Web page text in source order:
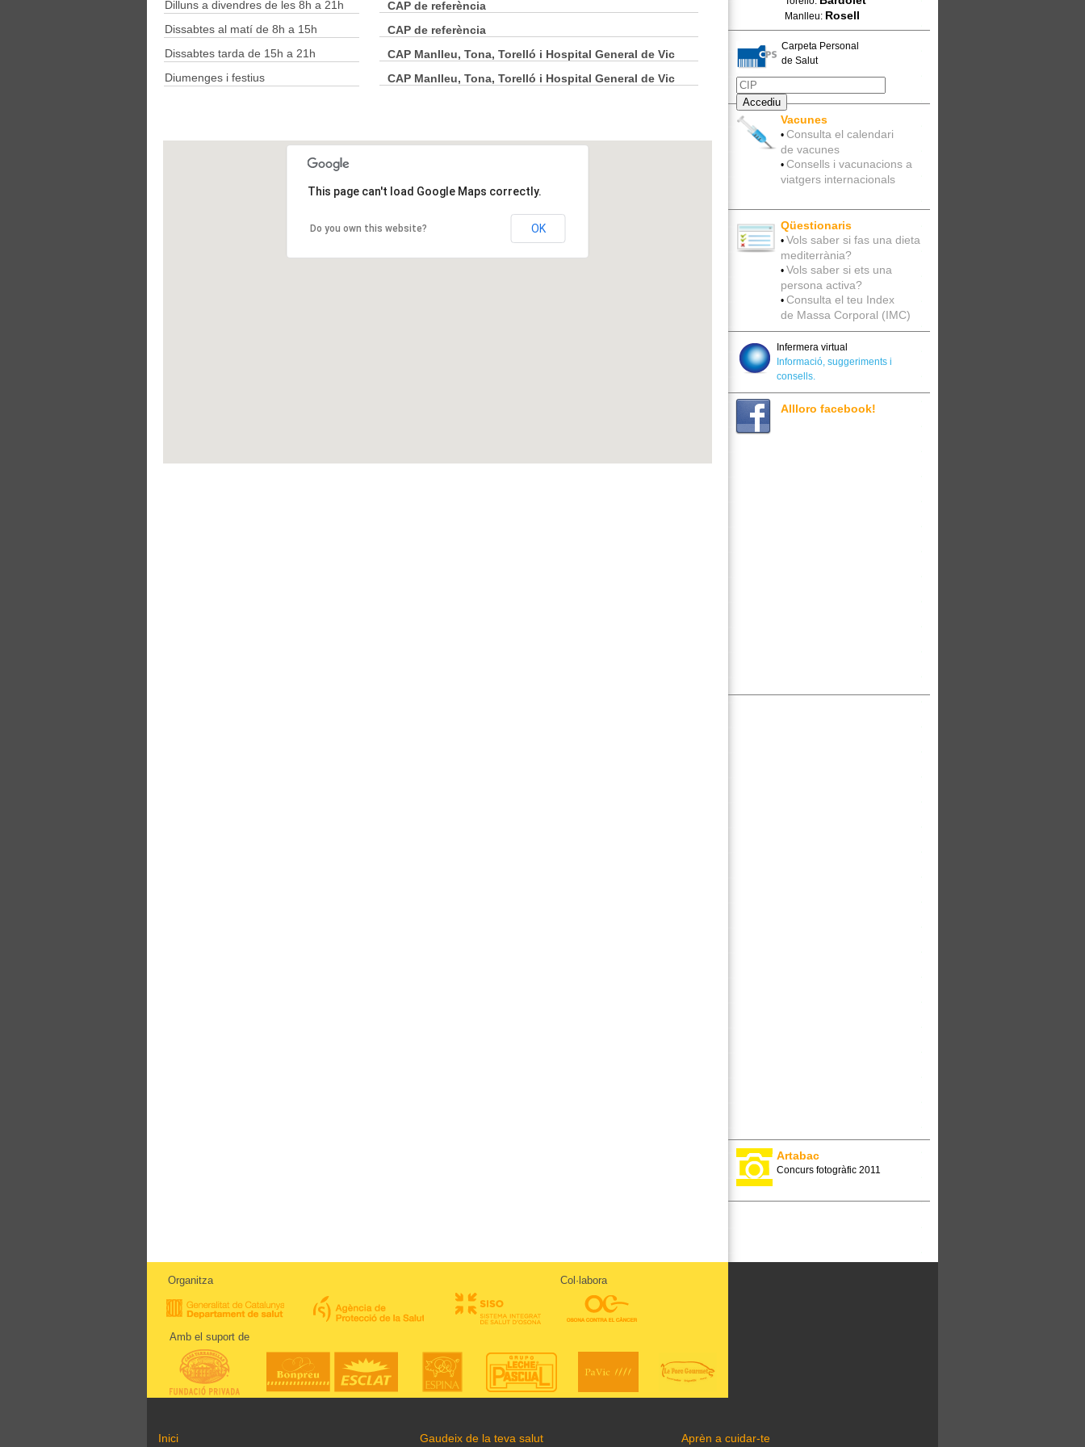
Hostalets de Balenyà
La Farga de Bebié
La Gleva
La Guixa
La Torre d'Oristà
Manlleu
Montesquiu
Sant Martí de Centelles
Sant Pere de Torelló
Sant Quirze de Besora
Sant Vicenç de Torelló
Santa Cecília de Voltregà
Santa Creu de Joglars
Vic Nord
Vidrà
Viladrau
Vilanova de Sau
Vinyoles d'Orís
Dilluns a divendres de les 8h a 21h
CAP de referència
Dissabtes al matí de 8h a 15h
CAP de referència
Dissabtes tarda de 15h a 21h
CAP Manlleu, Tona, Torelló i Hospital General de Vic
Diumenges i festius
CAP Manlleu, Tona, Torelló i Hospital General de Vic
This page can't load Google Maps correctly.
Do you own this website? OK
Manlleu: Rosell
Carpeta Personal
de Salut
Vacunes
• Consulta el calendari
de vacunes
• Consells i vacunacions a
viatgers internacionals
Qüestionaris
• Vols saber si fas una dieta
mediterrània?
• Vols saber si ets una
persona activa?
• Consulta el teu Index
de Massa Corporal (IMC)
Infermera virtual
Informació, suggeriments i
consells.
Allloro facebook!
Artabac
Concurs fotogràfic 2011
Organitza Col·labora
Amb el suport de
Inici Gaudeix de la teva salut Aprèn a cuidar-te